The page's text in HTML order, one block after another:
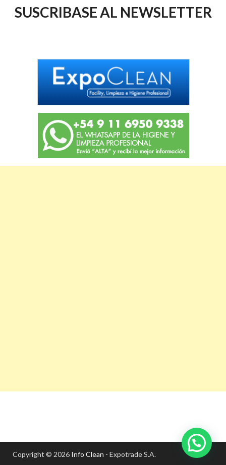
SUSCRIBASE AL NEWSLETTER
Copyright © 2026 Info Clean - Expotrade S.A.